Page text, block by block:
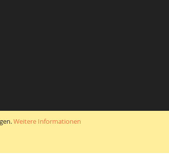
Weitere Informationen
für Stapler spezialisiert.